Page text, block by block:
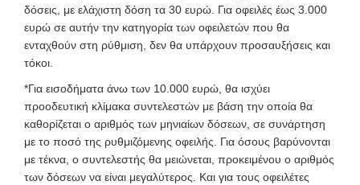
δόσεις, με ελάχιστη δόση τα 30 ευρώ. Για οφειλές έως 3.000
ευρώ σε αυτήν την κατηγορία των οφειλετών που θα
ενταχθούν στη ρύθμιση, δεν θα υπάρχουν προσαυξήσεις και
τόκοι.
*Για εισοδήματα άνω των 10.000 ευρώ, θα ισχύει
προοδευτική κλίμακα συντελεστών με βάση την οποία θα
καθορίζεται ο αριθμός των μηνιαίων δόσεων, σε συνάρτηση
με το ποσό της ρυθμιζόμενης οφειλής. Για όσους βαρύνονται
με τέκνα, ο συντελεστής θα μειώνεται, προκειμένου ο αριθμός
των δόσεων να είναι μεγαλύτερος. Και για τους οφειλέτες